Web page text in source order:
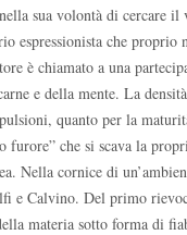
sua volontà di cercare il
espressionista che
è chiamato a una
e della mente. La
quanto per la
furore” che si scava la
Nella cornice di
e Calvino. Del primo
materia sotto forma di